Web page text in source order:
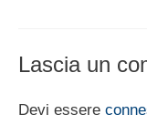
Lascia un
Devi essere